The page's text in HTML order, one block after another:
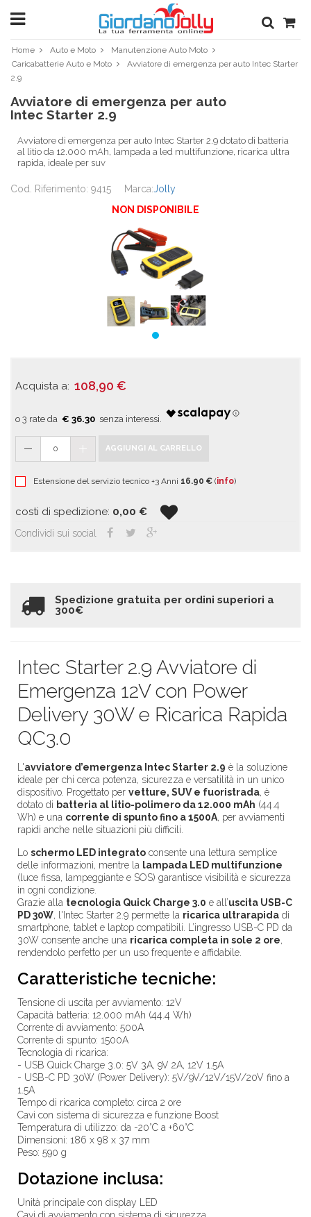
Home Auto e Moto
Manutenzione Auto Moto
Caricabatterie Auto e Moto
Avviatore di emergenza per auto Intec Starter
2.9
Avviatore di emergenza per auto
Intec Starter 2.9
Avviatore di emergenza per auto Intec Starter 2.9 dotato di batteria
al litio da 12.000 mAh, lampada a led multifunzione, ricarica ultra
rapida, ideale per suv
Cod. Riferimento: 9415 Marca:Jolly
NON DISPONIBILE
Acquista a: 108,90 €
€ 36.30
0 AGGIUNGI AL CARRELLO
Estensione del servizio tecnico +3 Anni 16.90 € (info)
costi di spedizione: 0,00 €
Condividi sui social
Spedizione gratuita per ordini superiori a
300€
Intec Starter 2.9 Avviatore di
Emergenza 12V con Power
Delivery 30W e Ricarica Rapida
QC3.0
L'avviatore d’emergenza Intec Starter 2.9 è la soluzione
ideale per chi cerca potenza, sicurezza e versatilità in un unico
dispositivo. Progettato per vetture, SUV e fuoristrada, è
dotato di batteria al litio-polimero da 12.000 mAh (44.4
Wh) e una corrente di spunto fino a 1500A, per avviamenti
rapidi anche nelle situazioni più difficili.
Lo schermo LED integrato consente una lettura semplice
delle informazioni, mentre la lampada LED multifunzione
(luce fissa, lampeggiante e SOS) garantisce visibilità e sicurezza
in ogni condizione.
Grazie alla tecnologia Quick Charge 3.0 e all’uscita USB-C
PD 30W, l'Intec Starter 2.9 permette la ricarica ultrarapida di
smartphone, tablet e laptop compatibili. L’ingresso USB-C PD da
30W consente anche una ricarica completa in sole 2 ore,
rendendolo perfetto per un uso frequente e affidabile.
Caratteristiche tecniche:
Tensione di uscita per avviamento: 12V
Capacità batteria: 12.000 mAh (44.4 Wh)
Corrente di avviamento: 500A
Corrente di spunto: 1500A
Tecnologia di ricarica:
- USB Quick Charge 3.0: 5V 3A, 9V 2A, 12V 1.5A
- USB-C PD 30W (Power Delivery): 5V/9V/12V/15V/20V fino a
1.5A
Tempo di ricarica completo: circa 2 ore
Cavi con sistema di sicurezza e funzione Boost
Temperatura di utilizzo: da -20°C a +60°C
Dimensioni: 186 x 98 x 37 mm
Peso: 590 g
Dotazione inclusa:
Unità principale con display LED